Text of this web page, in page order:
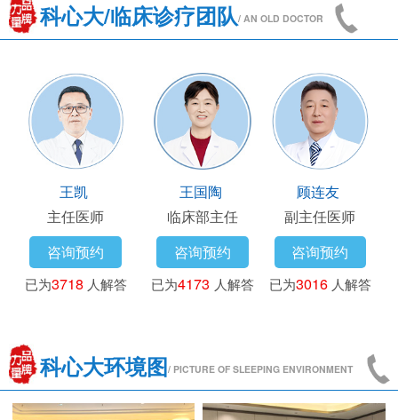
科心大/临床诊疗团队/ AN OLD DOCTOR
王凯
主任医师
咨询预约
已为3718 人解答
王国陶
临床部主任
咨询预约
已为4173 人解答
顾连友
副主任医师
咨询预约
已为3016 人解答
科心大环境图/ PICTURE OF SLEEPING ENVIRONMENT